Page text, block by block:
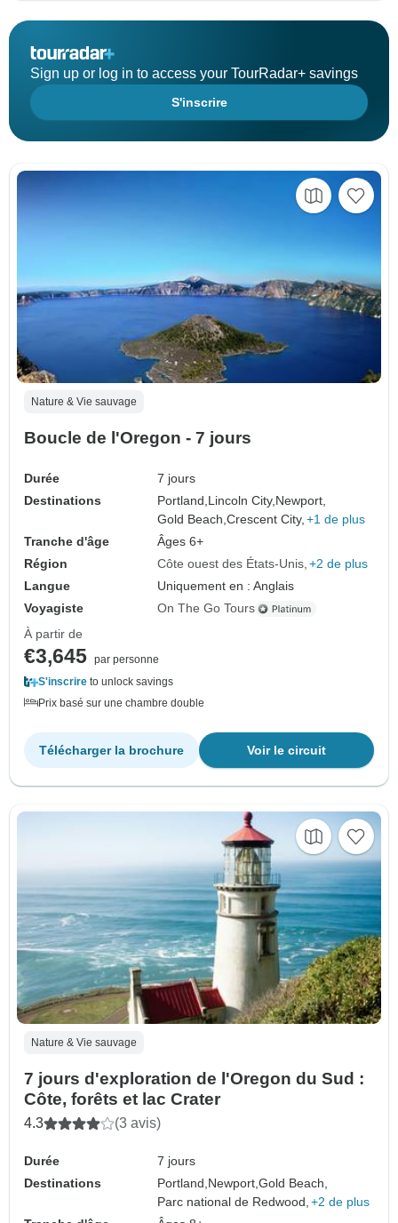
Sign up or log in to access your TourRadar+ savings
S'inscrire
Nature & Vie sauvage
Boucle de l'Oregon - 7 jours
Durée
7 jours
Destinations
Portland,Lincoln City,Newport,
Gold Beach,Crescent City, +1 de plus
Tranche d'âge
Âges 6+
Région
Côte ouest des États-Unis +2 de plus
Langue
Uniquement en : Anglais
Voyagiste
On The Go Tours
À partir de
€3,645 par personne
S'inscrire to unlock savings
Prix basé sur une chambre double
Voir le circuit
Télécharger la brochure
Nature & Vie sauvage
7 jours d'exploration de l'Oregon du Sud :
Côte, forêts et lac Crater
4.3 (3 avis)
Durée
7 jours
Destinations
Portland,Newport,Gold Beach,
Parc national de Redwood, +2 de plus